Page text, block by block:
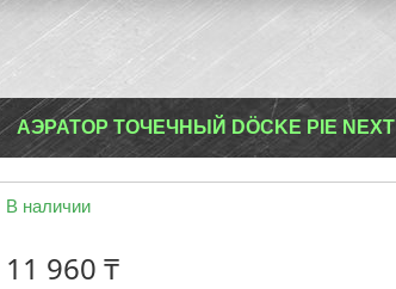
АЭРАТОР ТОЧЕЧНЫЙ DÖCKE PIE NEXT
В наличии
11 960 ₸